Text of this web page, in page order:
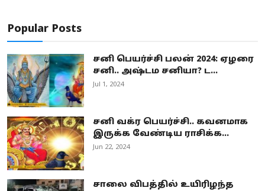
Popular Posts
சனி பெயர்ச்சி பலன் 2024: ஏழரை
சனி.. அஷ்டம சனியா? ட...
Jul 1, 2024
சனி வக்ர பெயர்ச்சி.. கவனமாக
இருக்க வேண்டிய ராசிக்க...
Jun 22, 2024
சாலை விபத்தில் உயிரிழந்த